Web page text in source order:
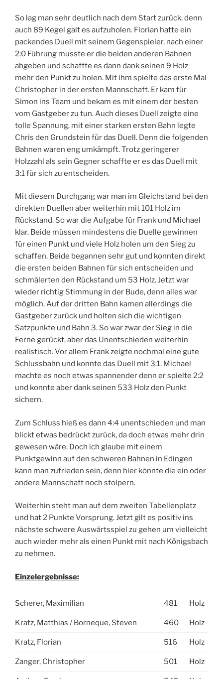
So lag man sehr deutlich nach dem Start zurück, denn
auch 89 Kegel galt es aufzuholen. Florian hatte ein
packendes Duell mit seinem Gegenspieler, nach einer
2:0 Führung musste er die beiden anderen Bahnen
abgeben und schaffte es dann dank seinen 9 Holz
mehr den Punkt zu holen. Mit ihm spielte das erste Mal
Christopher in der ersten Mannschaft. Er kam für
Simon ins Team und bekam es mit einem der besten
vom Gastgeber zu tun. Auch dieses Duell zeigte eine
tolle Spannung, mit einer starken ersten Bahn legte
Chris den Grundstein für das Duell. Denn die folgenden
Bahnen waren eng umkämpft. Trotz geringerer
Holzzahl als sein Gegner schaffte er es das Duell mit
3:1 für sich zu entscheiden.
Mit diesem Durchgang war man im Gleichstand bei den
direkten Duellen aber weiterhin mit 101 Holz im
Rückstand. So war die Aufgabe für Frank und Michael
klar. Beide müssen mindestens die Duelle gewinnen
für einen Punkt und viele Holz holen um den Sieg zu
schaffen. Beide begannen sehr gut und konnten direkt
die ersten beiden Bahnen für sich entscheiden und
schmälerten den Rückstand um 53 Holz. Jetzt war
wieder richtig Stimmung in der Bude, denn alles war
möglich. Auf der dritten Bahn kamen allerdings die
Gastgeber zurück und holten sich die wichtigen
Satzpunkte und Bahn 3. So war zwar der Sieg in die
Ferne gerückt, aber das Unentschieden weiterhin
realistisch. Vor allem Frank zeigte nochmal eine gute
Schlussbahn und konnte das Duell mit 3:1. Michael
machte es noch etwas spannender denn er spielte 2:2
und konnte aber dank seinen 533 Holz den Punkt
sichern.
Zum Schluss hieß es dann 4:4 unentschieden und man
blickt etwas bedrückt zurück, da doch etwas mehr drin
gewesen wäre. Doch ich glaube mit einem
Punktgewinn auf den schweren Bahnen in Edingen
kann man zufrieden sein, denn hier könnte die ein oder
andere Mannschaft noch stolpern.
Weiterhin steht man auf dem zweiten Tabellenplatz
und hat 2 Punkte Vorsprung. Jetzt gilt es positiv ins
nächste schwere Auswärtsspiel zu gehen um vielleicht
auch wieder mehr als einen Punkt mit nach Königsbach
zu nehmen.
Einzelergebnisse:
Scherer, Maximilian 481 Holz
Kratz, Matthias / Borneque, Steven 460 Holz
Kratz, Florian 516 Holz
Zanger, Christopher 501 Holz